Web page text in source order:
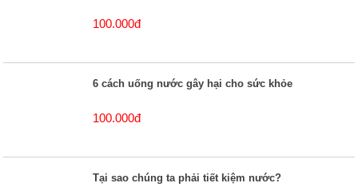
100.000đ
6 cách uống nước gây hại cho sức khỏe
100.000đ
Tại sao chúng ta phải tiết kiệm nước?